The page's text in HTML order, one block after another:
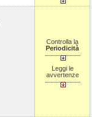
Controlla la
Periodicità
Leggi le
avvertenze